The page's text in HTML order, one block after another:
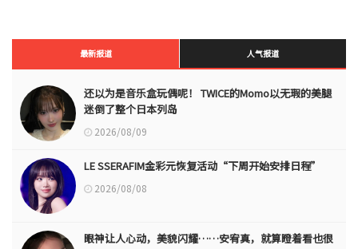
最新报道 人气报道
还以为是音乐盒玩偶呢！ TWICE的Momo以无瑕的美腿
迷倒了整个日本列岛
2026/08/09
LE SSERAFIM金彩元恢复活动“下周开始安排日程”
2026/08/08
眼神让人心动，美貌闪耀……安宥真，就算瞪着看也很